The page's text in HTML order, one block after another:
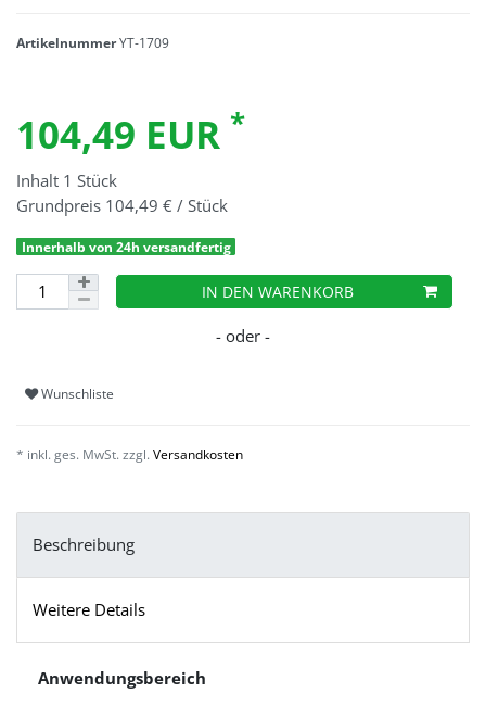
ArtikelnummerYT-1709
104,49 EUR *
Inhalt 1 Stück
Grundpreis 104,49 € / Stück
Innerhalb von 24h versandfertig
IN DEN WARENKORB
Wunschliste
* inkl. ges. MwSt. zzgl. Versandkosten
Beschreibung
Weitere Details
Anwendungsbereich